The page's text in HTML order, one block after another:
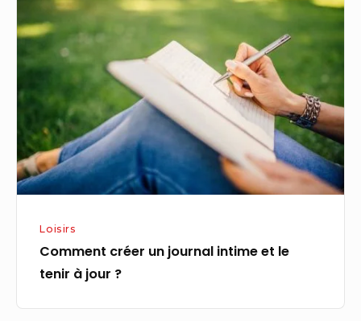
créer
un
journal
et
tenir
à
jour
Loisirs
Comment créer un journal intime et le
tenir à jour ?